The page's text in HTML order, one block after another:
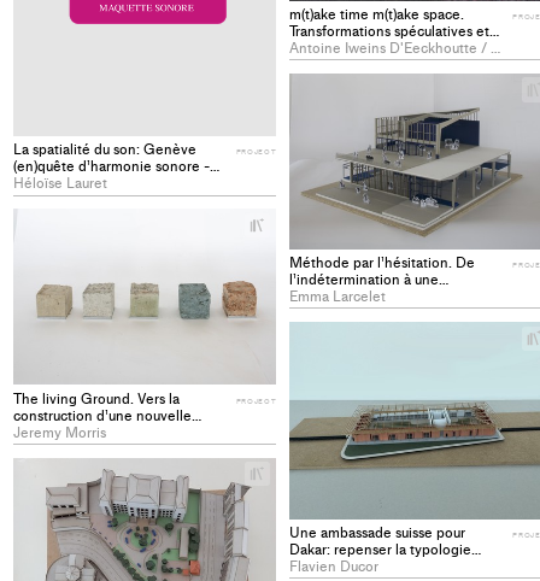
m(t)ake time m(t)ake space.
Transformations spéculatives et
respons(h)ables du milieu EPFL et
de sa production de savoir -
Antoine Iweins D'Eeckhoutte / Noémie Zurbriggen
La spatialité du son: Genève
(en)quête d’harmonie sonore -
PROJECT
Héloïse Lauret
PROJECT
Méthode par l’hésitation. De
l’indétermination à une
scénographie de l’évènementiel,
cas d’études des Halles Nord de
Emma Larcelet
The living Ground. Vers la
construction d’une nouvelle
culture du matériau - PROJECT
Jeremy Morris
PROJECT
+
project
collections
Une ambassade suisse pour
Dakar: repenser la typologie
diplomatique - PROJECT
Flavien Ducor
+
+
collections